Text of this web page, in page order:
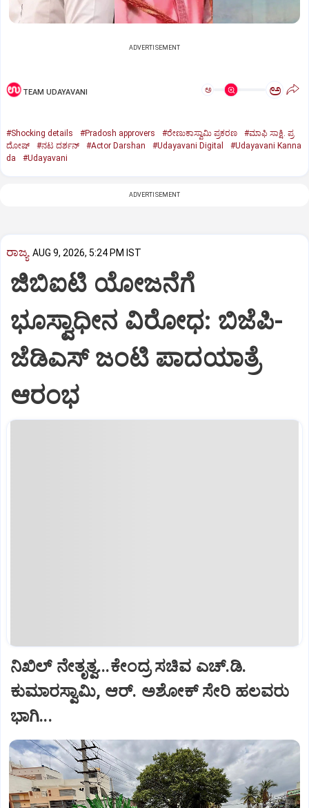
ADVERTISEMENT
TEAM UDAYAVANI ಅ ಅ
#Shocking details #Pradosh approvers #ರೇಣುಕಾಸ್ವಾಮಿ ಪ್ರಕರಣ
#ಮಾಫಿ ಸಾಕ್ಷಿ. ಪ್ರ
ದೋಷ್‌
#ನಟ ದರ್ಶನ್‌ #Actor Darshan #Udayavani Digital
#Udayavani Kanna
da
#Udayavani
ADVERTISEMENT
ರಾಜ್ಯ AUG 9, 2026, 5:24 PM IST
ಜಿಬಿಐಟಿ ಯೋಜನೆಗೆ
ಭೂಸ್ವಾಧೀನ ವಿರೋಧ: ಬಿಜೆಪಿ-
ಜೆಡಿಎಸ್‌ ಜಂಟಿ ಪಾದಯಾತ್ರೆ
ಆರಂಭ
ನಿಖಿಲ್‌ ನೇತೃತ್ವ...ಕೇಂದ್ರ ಸಚಿವ ಎಚ್‌.ಡಿ.
ಕುಮಾರಸ್ವಾಮಿ, ಆರ್‌. ಅಶೋಕ್ ಸೇರಿ ಹಲವರು
ಭಾಗಿ...